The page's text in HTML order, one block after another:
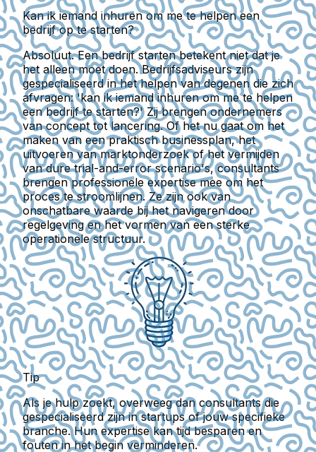
Kan ik iemand inhuren om me te helpen een
bedrijf op te starten?
Absoluut. Een bedrijf starten betekent niet dat je
het alleen moet doen. Bedrijfsadviseurs zijn
gespecialiseerd in het helpen van degenen die zich
afvragen: 'kan ik iemand inhuren om me te helpen
een bedrijf te starten?' Zij brengen ondernemers
van concept tot lancering. Of het nu gaat om het
maken van een praktisch businessplan, het
uitvoeren van marktonderzoek of het vermijden
van dure trial-and-error scenario's, consultants
brengen professionele expertise mee om het
proces te stroomlijnen. Ze zijn ook van
onschatbare waarde bij het navigeren door
regelgeving en het vormen van een sterke
operationele structuur.
Tip
Als je hulp zoekt, overweeg dan consultants die
gespecialiseerd zijn in startups of jouw specifieke
branche. Hun expertise kan tijd besparen en
fouten in het begin verminderen.